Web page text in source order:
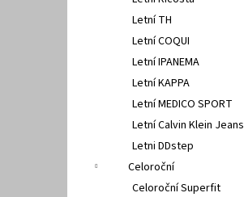
Letní TH
Letní COQUI
Letní IPANEMA
Letní KAPPA
Letní MEDICO SPORT
Letní Calvin Klein Jeans
Letni DDstep
Celoroční
Celoroční Superfit
2 500 Kč